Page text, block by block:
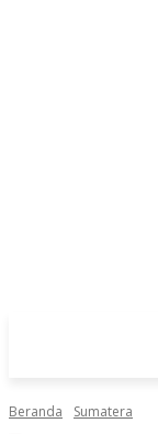
Beranda Sumatera